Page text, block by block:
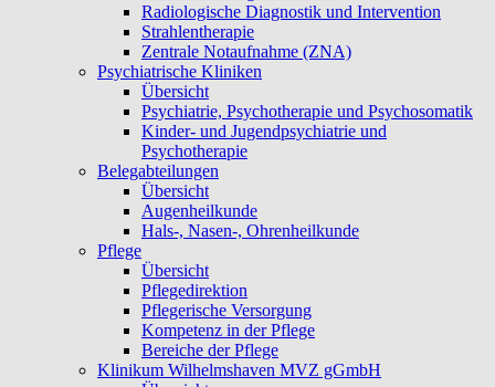
Radiologische Diagnostik und Intervention
Strahlentherapie
Zentrale Notaufnahme (ZNA)
Psychiatrische Kliniken
Übersicht
Psychiatrie, Psychotherapie und Psychosomatik
Kinder- und Jugendpsychiatrie und
Psychotherapie
Belegabteilungen
Übersicht
Augenheilkunde
Hals-, Nasen-, Ohrenheilkunde
Pflege
Übersicht
Pflegedirektion
Pflegerische Versorgung
Kompetenz in der Pflege
Bereiche der Pflege
Klinikum Wilhelmshaven MVZ gGmbH